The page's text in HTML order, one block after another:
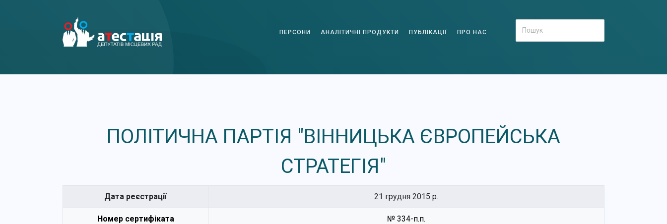
ПЕРСОНИ АНАЛІТИЧНІ ПРОДУКТИ ПУБЛІКАЦІЇ ПРО НАС
ПОЛІТИЧНА ПАРТІЯ "ВІННИЦЬКА ЄВРОПЕЙСЬКА
СТРАТЕГІЯ"
Дата реєстрації 21 грудня 2015 р.
Номер сертифіката № 334-п.п.